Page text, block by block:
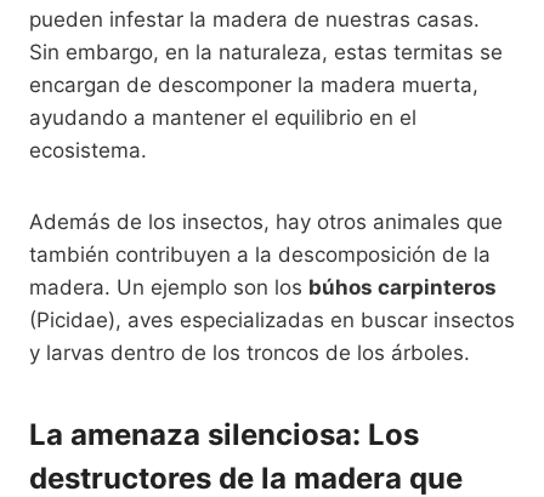
pueden infestar la madera de nuestras casas.
Sin embargo, en la naturaleza, estas termitas se
encargan de descomponer la madera muerta,
ayudando a mantener el equilibrio en el
ecosistema.
Además de los insectos, hay otros animales que
también contribuyen a la descomposición de la
madera. Un ejemplo son los búhos carpinteros
(Picidae), aves especializadas en buscar insectos
y larvas dentro de los troncos de los árboles.
La amenaza silenciosa: Los
destructores de la madera que